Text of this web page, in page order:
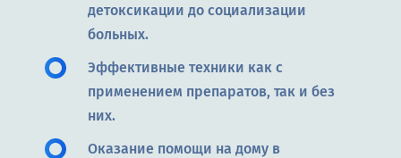
детоксикации до социализации
больных.
Эффективные техники как с
применением препаратов, так и без
них.
Оказание помощи на дому в